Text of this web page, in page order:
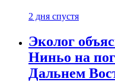
2 дня спустя
Эколог
Ниньо на
Дальнем